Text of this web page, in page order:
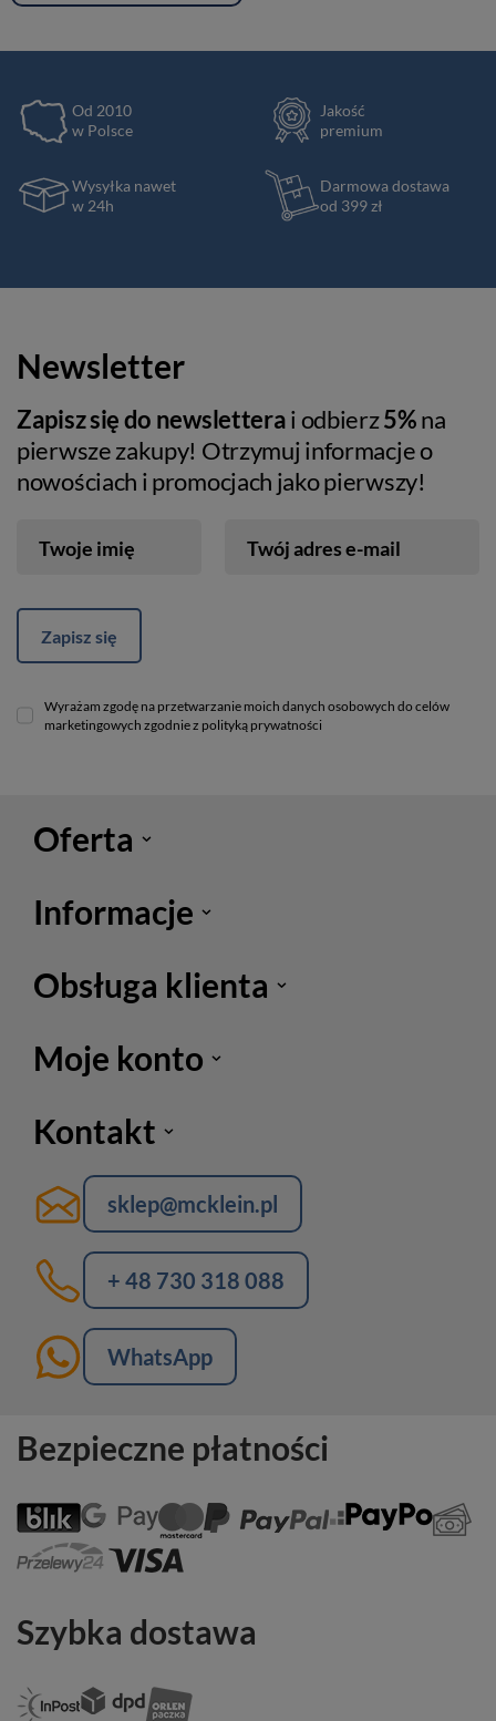
Od 2010
w Polsce
Jakość
premium
Wysyłka nawet
w 24h
Darmowa dostawa
od 399 zł
Newsletter
Zapisz się do newsletterai odbierz5%na
pierwsze zakupy! Otrzymuj informacje o
nowościach i promocjach jako pierwszy!
Twoje imię Twój adres e-mail
Zapisz się
Wyrażam zgodę na przetwarzanie moich danych osobowych do celów
marketingowych zgodnie z polityką prywatności
Oferta
Informacje
Obsługa klienta
Moje konto
Kontakt
sklep@mcklein.pl
+ 48 730 318 088
WhatsApp
Bezpieczne płatności
Szybka dostawa